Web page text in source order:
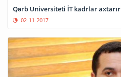
Qərb Universiteti İT kadrlar axtarır
02-11-2017